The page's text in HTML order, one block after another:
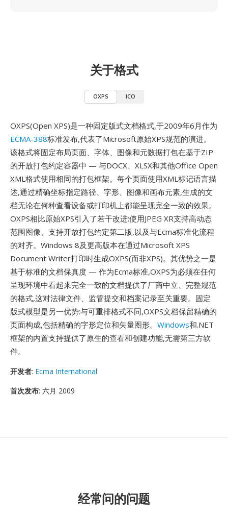
关于格式
OXPS ICO
OXPS(Open XPS)是一种固定版式文档格式,于2009年6月作为
ECMA-388标准发布,代表了Microsoft原始XPS规范的演进。
该格式将固定布局页面、字体、图像和元数据打包在基于ZIP
的开放打包约定容器中 — 与DOCX、XLSX和其他Office Open
XML格式使用相同的打包框架。每个页面使用XML标记语言描
述,通过精确坐标指定路径、字形、图像和画布元素,生成的文
档无论在何种查看设备或打印机上都能呈现完全一致的效果。
OXPS相比原始XPS引入了若干改进:使用JPEG XR支持高动态
范围图像、支持开放打包约定第二版,以及与Ecma标准化流程
的对齐。Windows 8及更高版本在通过Microsoft XPS
Document Writer打印时生成OXPS(而非XPS)。其优势之一是
基于标准的文档保真度 — 作为Ecma标准,OXPS为必须在任何
呈现环境中看起来完全一致的文档提供了厂商中立、完整规范
的格式,这对法律文件、监管提交和档案记录至关重要。固定
版式模型是另一优势:与可重排格式不同,OXPS文档保留精确的
页面构成,包括精确的字形定位和矢量图形。 Windows和.NET
框架的内置支持提供了原生的查看和创建功能,无需第三方软
件。
开发者: Ecma International
首次发布: 六月 2009
经常问的问题